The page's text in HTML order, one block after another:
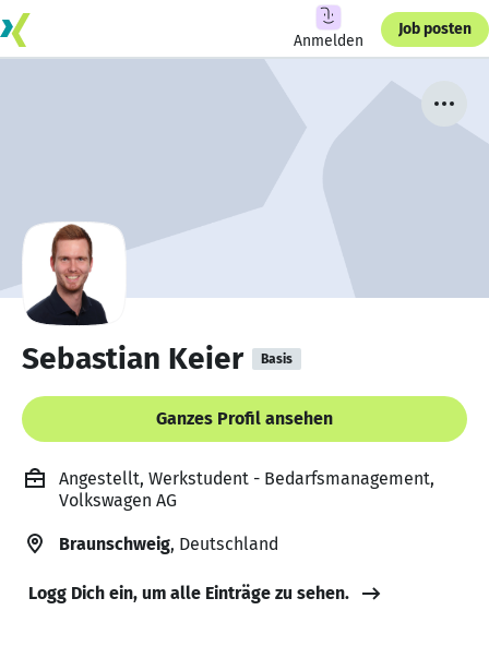
Anmelden
Job posten
Sebastian Keier Basis
Ganzes Profil ansehen
Angestellt, Werkstudent - Bedarfsmanagement,
Volkswagen AG
Braunschweig, Deutschland
Logg Dich ein, um alle Einträge zu sehen.